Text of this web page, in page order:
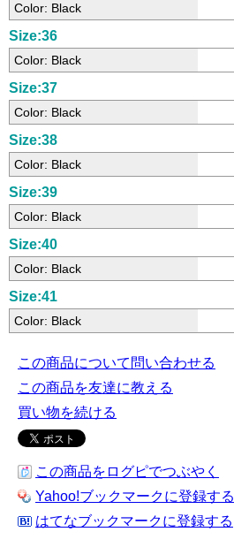
Color: Black
Size:36
Color: Black
Size:37
Color: Black
Size:38
Color: Black
Size:39
Color: Black
Size:40
Color: Black
Size:41
Color: Black
この商品について問い合わせる
この商品を友達に教える
買い物を続ける
この商品をログピでつぶやく
Yahoo!ブックマークに登録する
はてなブックマークに登録する